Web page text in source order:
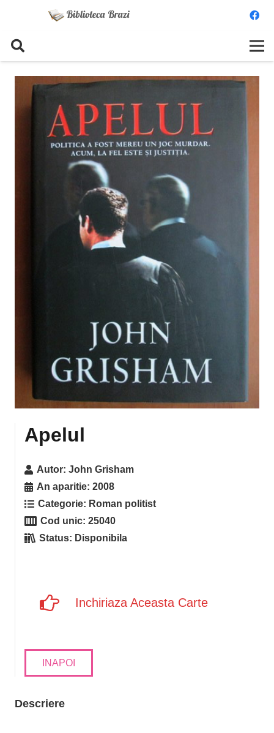
Apelul
Autor:John Grisham
An aparitie:2008
Categorie: Roman politist
Cod unic:25040
Status: Disponibila
Inchiriaza Aceasta Carte
INAPOI
Descriere